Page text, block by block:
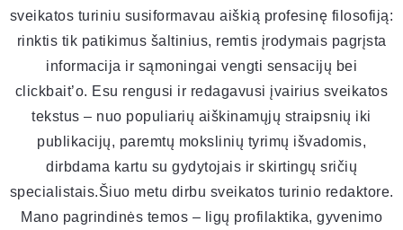
sveikatos turiniu susiformavau aiškią profesinę filosofiją:
rinktis tik patikimus šaltinius, remtis įrodymais pagrįsta
informacija ir sąmoningai vengti sensacijų bei
clickbait’o. Esu rengusi ir redagavusi įvairius sveikatos
tekstus – nuo populiarių aiškinamųjų straipsnių iki
publikacijų, paremtų mokslinių tyrimų išvadomis,
dirbdama kartu su gydytojais ir skirtingų sričių
specialistais.Šiuo metu dirbu sveikatos turinio redaktore.
Mano pagrindinės temos – ligų profilaktika, gyvenimo